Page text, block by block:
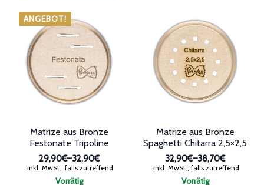
Varianten
auf.
Optionen
können
auf
Produktseite
Optionen
können
der
Produktseite
gewählt
ANGEBOT!
Vorrätig
Matrize aus Bronze
Festonate Tripoline
29,90€–32,90€
Preisspanne:
29,90€
inkl. MwSt., falls zutreffend
Vorrätig
Matrize aus Bronze
Spaghetti Chitarra 2,5×2,5
32,90€–38,70€
Preisspanne:
32,90€
inkl. MwSt., falls zutreffend